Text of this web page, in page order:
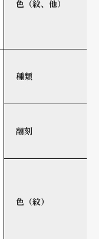
色（紋、他）
種類
翻刻
色（紋）